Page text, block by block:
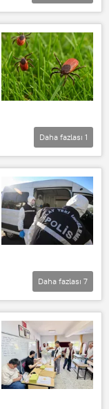
Daha fazlası 1
Daha fazlası 7